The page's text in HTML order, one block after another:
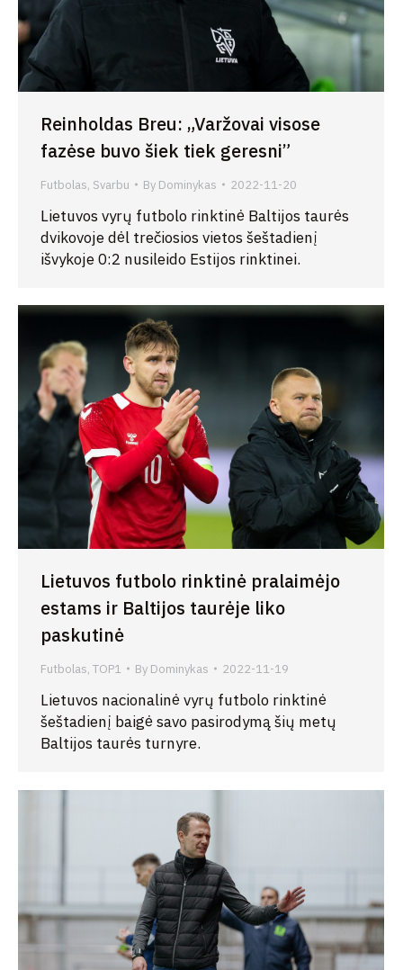
Reinholdas Breu: „Varžovai visose
fazėse buvo šiek tiek geresni”
Futbolas, Svarbu By Dominykas 2022-11-20
Lietuvos vyrų futbolo rinktinė Baltijos taurės
dvikovoje dėl trečiosios vietos šeštadienį
išvykoje 0:2 nusileido Estijos rinktinei.
Lietuvos futbolo rinktinė pralaimėjo
estams ir Baltijos taurėje liko
paskutinė
Futbolas, TOP1 By Dominykas 2022-11-19
Lietuvos nacionalinė vyrų futbolo rinktinė
šeštadienį baigė savo pasirodymą šių metų
Baltijos taurės turnyre.